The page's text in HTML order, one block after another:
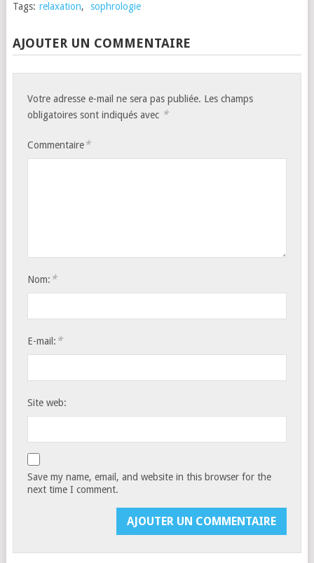
Tags: relaxation, sophrologie
AJOUTER UN COMMENTAIRE
Votre adresse e-mail ne sera pas publiée. Les champs
obligatoires sont indiqués avec *
Commentaire*
Nom: *
E-mail: *
Site web:
Save my name, email, and website in this browser for the
next time I comment.